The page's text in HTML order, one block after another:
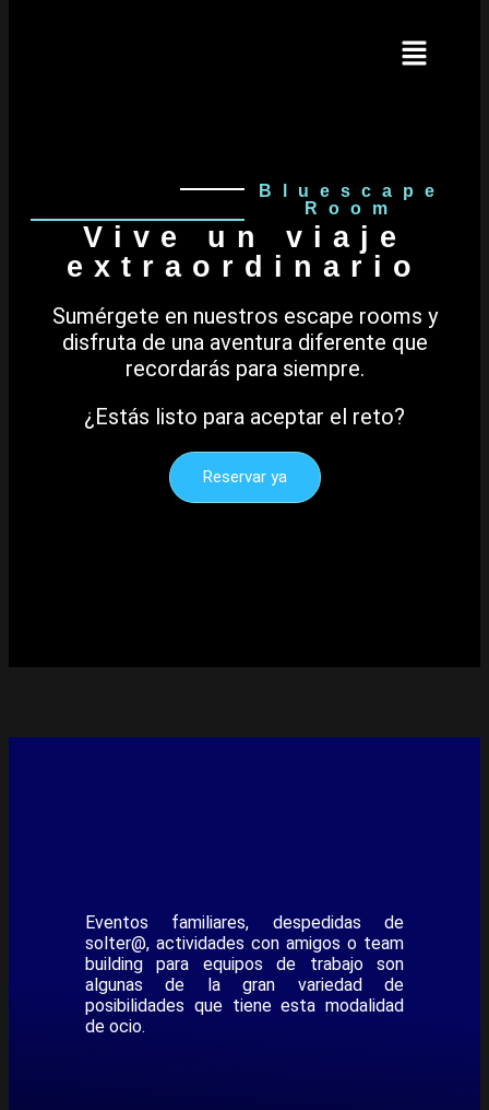
Bluescape
Room
Vive un viaje
extraordinario
Sumérgete en nuestros escape rooms y
disfruta de una aventura diferente que
recordarás para siempre.
¿Estás listo para aceptar el reto?
Reservar ya
Eventos familiares, despedidas de
solter@, actividades con amigos o team
building para equipos de trabajo son
algunas de la gran variedad de
posibilidades que tiene esta modalidad
de ocio.